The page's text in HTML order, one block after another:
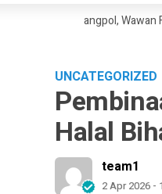
Kesbangpol, Wawan Fauzi:
UNCATEGORIZED
Halal
team1
2 Apr 2026 -